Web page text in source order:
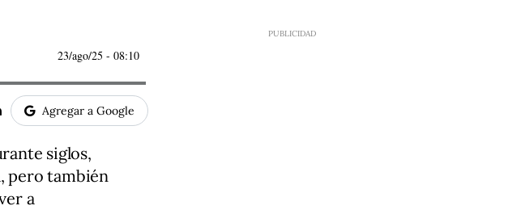
23/ago/25 - 08:10
Agregar a Google
siglos,
pero también
a